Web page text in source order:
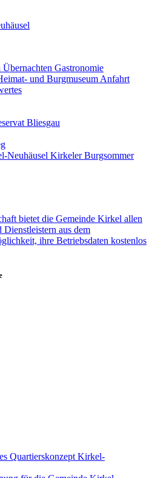
Übernachten Gastronomie
und Burgmuseum Anfahrt
Bliesgau
Neuhäusel Kirkeler Burgsommer
bietet die Gemeinde Kirkel allen
aus dem
ihre Betriebsdaten kostenlos
Quartierskonzept Kirkel-